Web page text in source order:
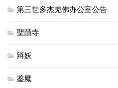
第三世多杰羌佛办公室公告
聖蹟寺
辩妖
鉴魔